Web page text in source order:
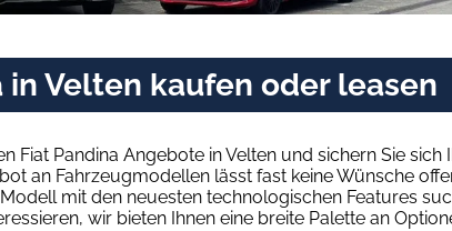
in Velten kaufen oder leasen
Fiat Pandina Angebote in Velten und sichern Sie sich
an Fahrzeugmodellen lässt fast keine Wünsche
mit den neuesten technologischen Features
wir bieten Ihnen eine breite Palette an